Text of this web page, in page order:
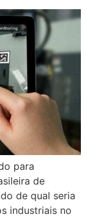
para
de
de qual seria
industriais no